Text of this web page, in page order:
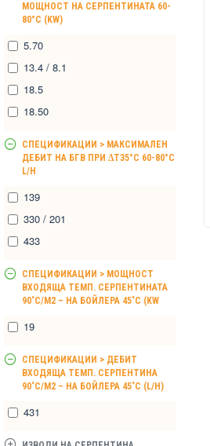
МОЩНОСТ НА СЕРПЕНТИНАТА 60-
80°C (KW)
5.70
13.4 / 8.1
18.5
18.50
СПЕЦИФИКАЦИИ > МАКСИМАЛЕН
ДЕБИТ НА БГВ ПРИ ∆T35°C 60-80°C
L/H
139
330 / 201
433
СПЕЦИФИКАЦИИ > МОЩНОСТ
ВХОДЯЩА ТЕМП. СЕРПЕНТИНАТА
90˚С/М2 – НА БОЙЛЕРА 45˚С (KW
19
СПЕЦИФИКАЦИИ > ДЕБИТ
ВХОДЯЩА ТЕМП. СЕРПЕНТИНА
90˚С/М2 – НА БОЙЛЕРА 45˚С (L/H)
431